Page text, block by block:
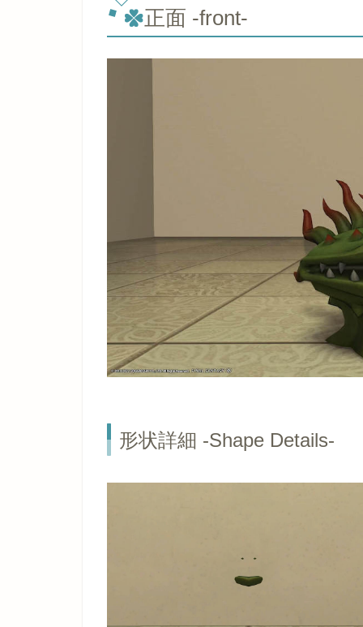
正面 -front-
形状詳細 -Shape Details-